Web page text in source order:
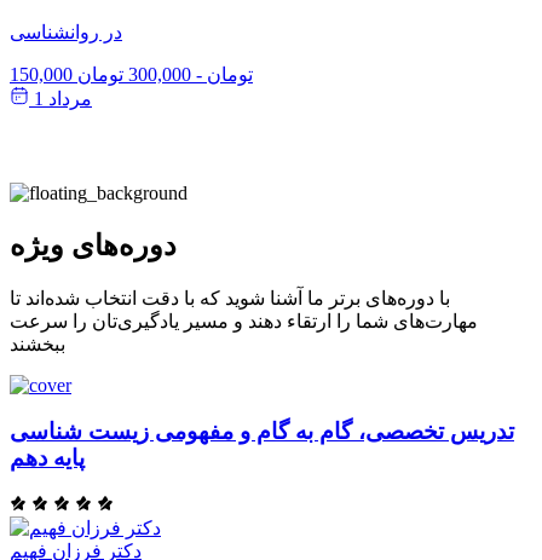
در روانشناسی
150,000 تومان - 300,000 تومان
مرداد 1
دوره‌های ویژه
با دوره‌های برتر ما آشنا شوید که با دقت انتخاب شده‌اند تا
مهارت‌های شما را ارتقاء دهند و مسیر یادگیری‌تان را سرعت
ببخشند
تدریس تخصصی، گام به گام و مفهومی زیست شناسی
پایه دهم
دکتر فرزان فهیم